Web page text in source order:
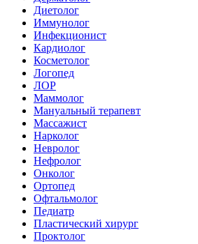
Диетолог
Иммунолог
Инфекционист
Кардиолог
Косметолог
Логопед
ЛОР
Маммолог
Мануальный терапевт
Массажист
Нарколог
Невролог
Нефролог
Онколог
Ортопед
Офтальмолог
Педиатр
Пластический хирург
Проктолог